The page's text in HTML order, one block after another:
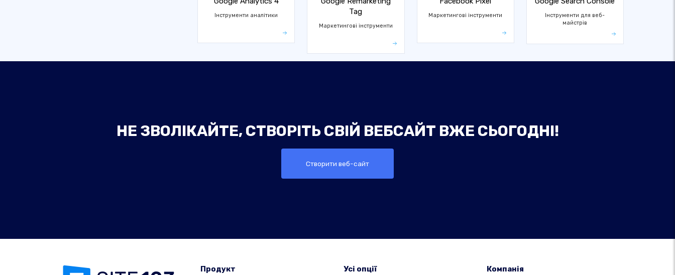
Інструменти аналітики
Tag
Маркетингові інструменти
Маркетингові інструменти
Інструменти для веб-
майстрів
НЕ ЗВОЛІКАЙТЕ, СТВОРІТЬ СВІЙ ВЕБСАЙТ ВЖЕ СЬОГОДНІ!
Створити веб-сайт
Продукт
Усі опції
Компанія